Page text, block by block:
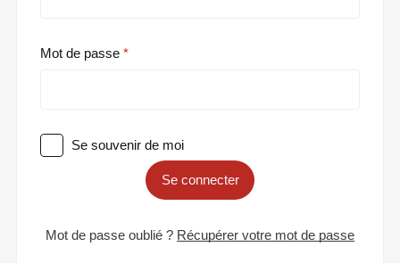
Mot de passe
Se souvenir de moi
Se connecter
Mot de passe oublié ? Récupérer votre mot de passe